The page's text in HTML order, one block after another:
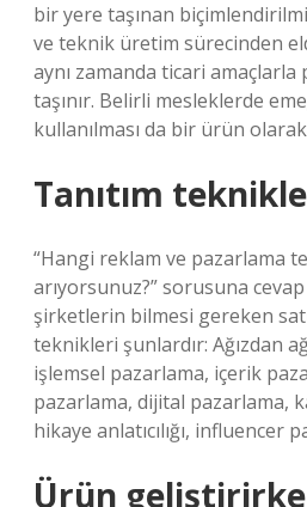
bir yere taşınan
ve teknik üretim sürecinden
aynı zamanda ticari amaçlarla
taşınır. Belirli mesleklerde
kullanılması da bir ürün
Tanıtım
“Hangi reklam ve pazarlama
arıyorsunuz?” sorusuna
şirketlerin bilmesi gereken
teknikleri şunlardır: Ağızdan
işlemsel pazarlama, içerik
pazarlama, dijital pazarlama,
hikaye anlatıcılığı, influencer
Ürün